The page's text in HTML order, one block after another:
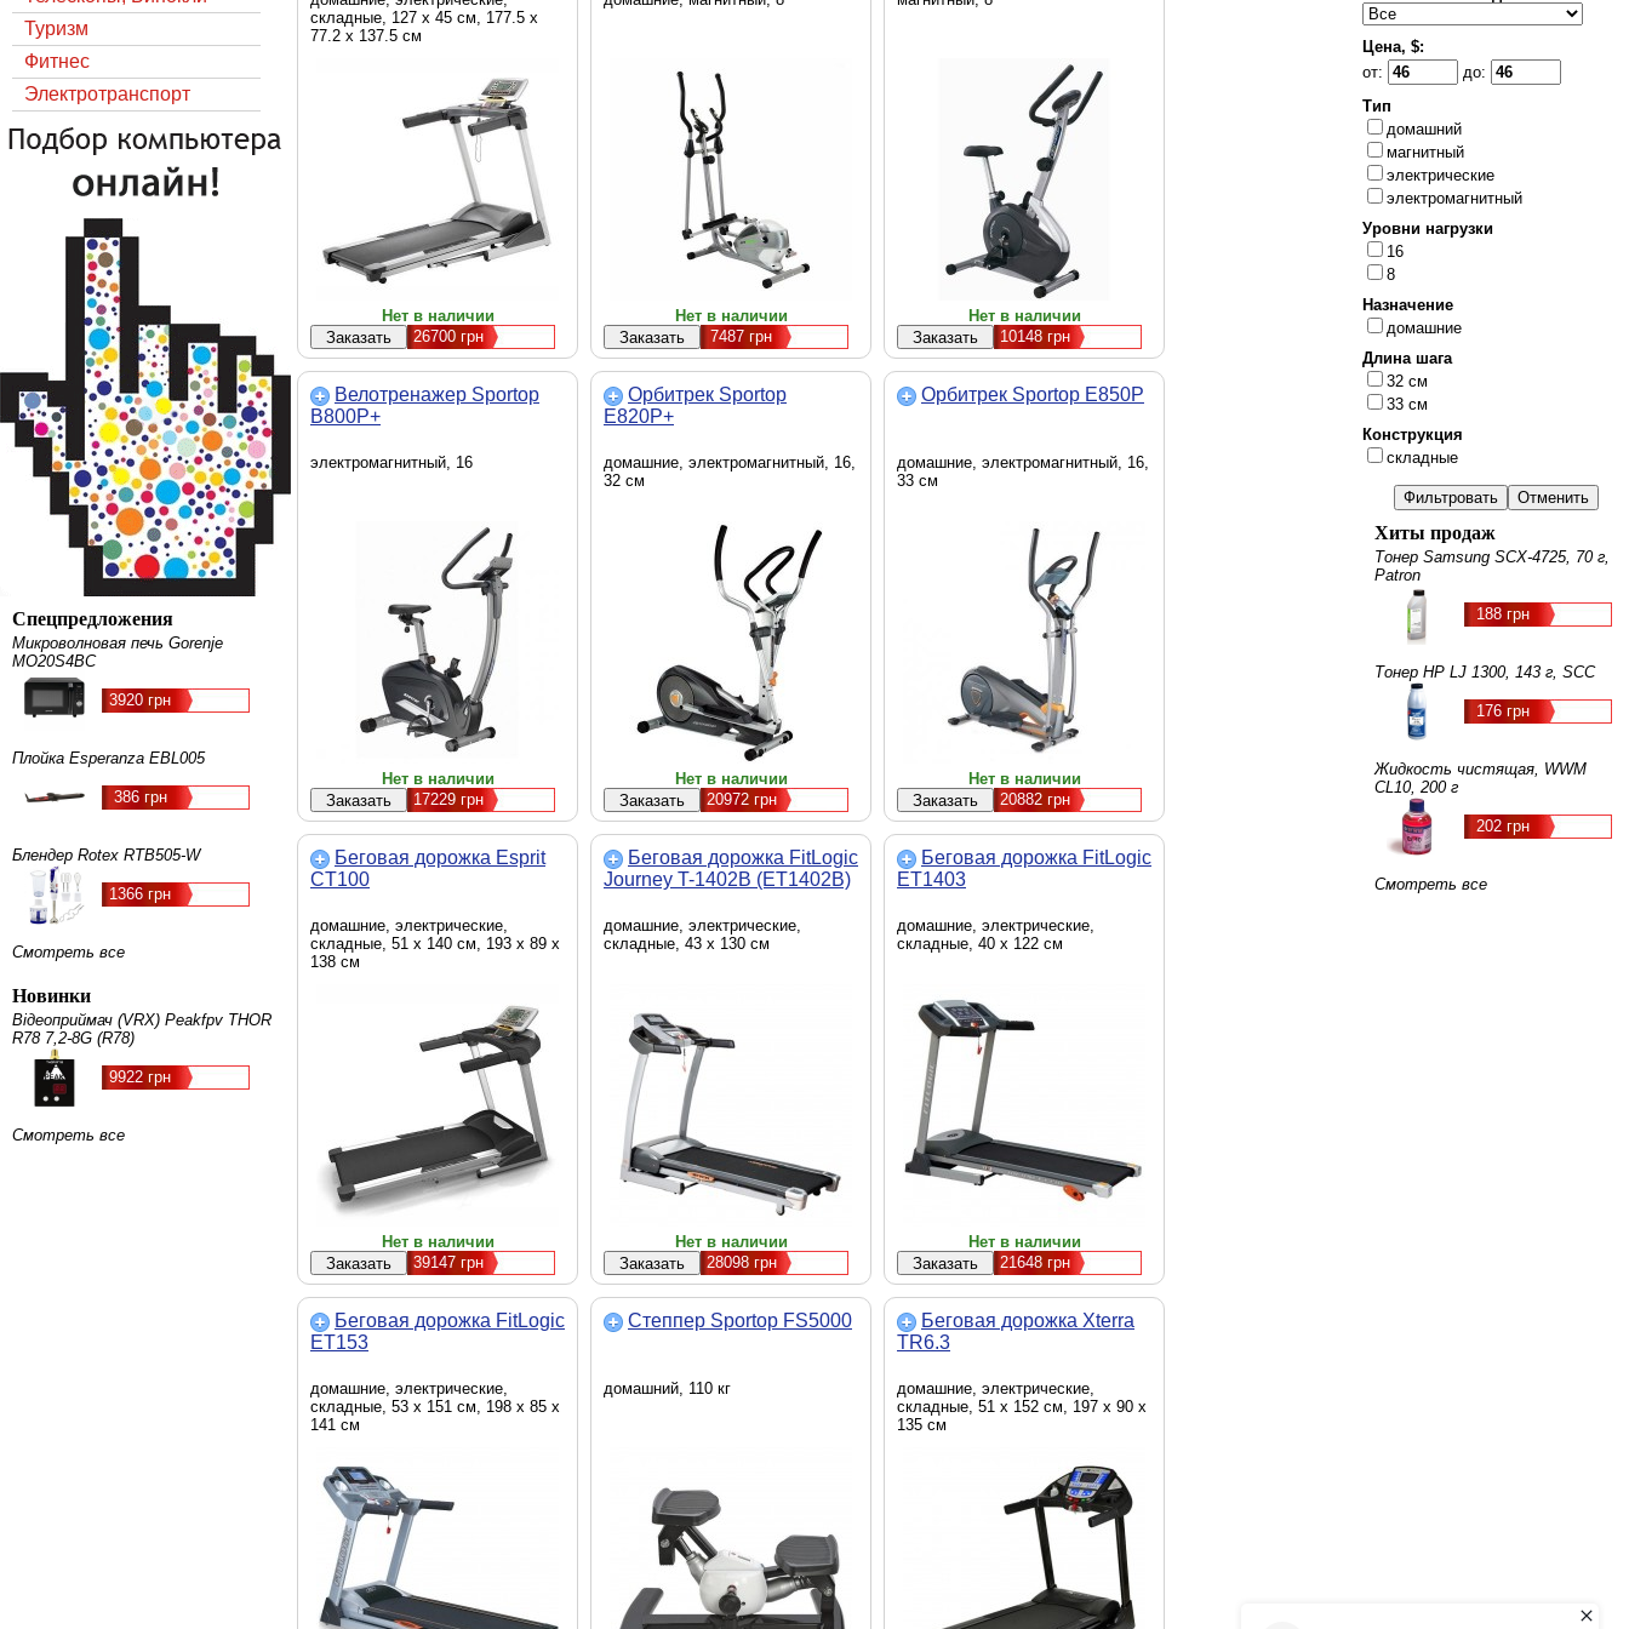
Туризм
Фитнес
Электротранспорт
Спецпредложения
Микроволновая печь Gorenje
MO20S4BC
3920 грн
Плойка Esperanza EBL005
386 грн
Блендер Rotex RTB505-W
1366 грн
Смотреть все
Новинки
Відеоприймач (VRX) Peakfpv THOR
R78 7,2-8G (R78)
9922 грн
Смотреть все
складные, 127 х 45 см, 177.5 х
77.2 х 137.5 см
Нет в наличии
26700грн
Нет в наличии
7487 грн
Нет в наличии
10148грн
Велотренажер Sportop
B800P+
электромагнитный, 16
Нет в наличии
17229грн
Орбитрек Sportop
E820P+
домашние, электромагнитный, 16,
32 см
Нет в наличии
20972грн
Орбитрек Sportop E850P
домашние, электромагнитный, 16,
33 см
Нет в наличии
20882грн
Беговая дорожка Esprit
CT100
домашние, электрические,
складные, 51 х 140 см, 193 х 89 х
138 см
Нет в наличии
39147грн
Беговая дорожка FitLogic
Journey T-1402B (ET1402B)
домашние, электрические,
складные, 43 х 130 см
Нет в наличии
28098грн
Беговая дорожка FitLogic
ET1403
домашние, электрические,
складные, 40 х 122 см
Нет в наличии
21648грн
Беговая дорожка FitLogic
ET153
домашние, электрические,
складные, 53 х 151 см, 198 х 85 х
141 см
Степпер Sportop FS5000
домашний, 110 кг
Беговая дорожка Xterra
TR6.3
домашние, электрические,
складные, 51 х 152 см, 197 х 90 х
135 см
Цена, $:
от:
до:
Тип
домашний
магнитный
электрические
электромагнитный
Уровни нагрузки
16
8
Назначение
домашние
Длина шага
32 см
33 см
Конструкция
складные
Хиты продаж
Тонер Samsung SCX-4725, 70 г,
Patron
188 грн
Тонер HP LJ 1300, 143 г, SCC
176 грн
Жидкость чистящая, WWM
CL10, 200 г
202 грн
Смотреть все